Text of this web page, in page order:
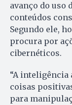
avanço do
conteúdos
Segundo ele,
procura por
cibernéticos.
“A inteligência
coisas
para